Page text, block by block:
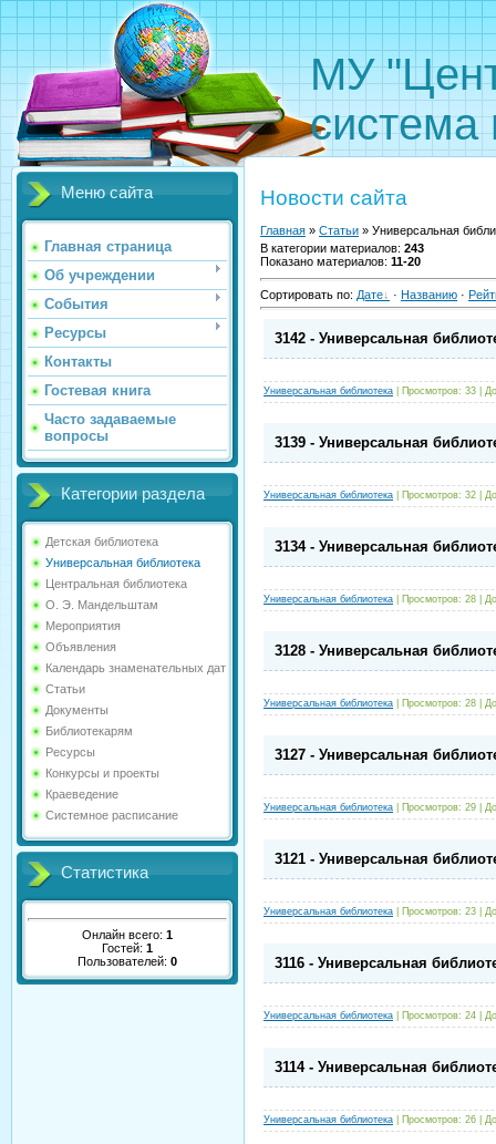
МУ
система
Меню сайта
Главная страница
Об учреждении
События
Ресурсы
Контакты
Гостевая книга
Часто задаваемые
вопросы
Категории раздела
Детская библиотека
Универсальная библиотека
Центральная библиотека
О. Э. Мандельштам
Мероприятия
Объявления
Календарь знаменательных дат
Статьи
Документы
Библиотекарям
Ресурсы
Конкурсы и проекты
Краеведение
Системное расписание
Статистика
Онлайн всего: 1
Гостей: 1
Пользователей: 0
Новости сайта
Главная » Статьи » Универсальная
В категории материалов: 243
Показано материалов: 11-20
Сортировать по: Дате · Названию ·
3142 - Универсальная
Универсальная библиотека Просмотров: 33
3139 - Универсальная
Универсальная библиотека Просмотров: 32
3134 - Универсальная
Универсальная библиотека Просмотров: 28
3128 - Универсальная
Универсальная библиотека Просмотров: 28
3127 - Универсальная
Универсальная библиотека Просмотров: 29
3121 - Универсальная
Универсальная библиотека Просмотров: 23
3116 - Универсальная
Универсальная библиотека Просмотров: 24
3114 - Универсальная
Универсальная библиотека Просмотров: 26